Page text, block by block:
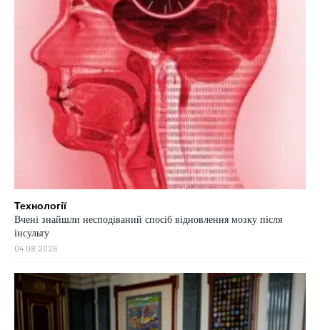
Технології
Вчені знайшли несподіваний спосіб відновлення мозку після
інсульту
04.08.2026